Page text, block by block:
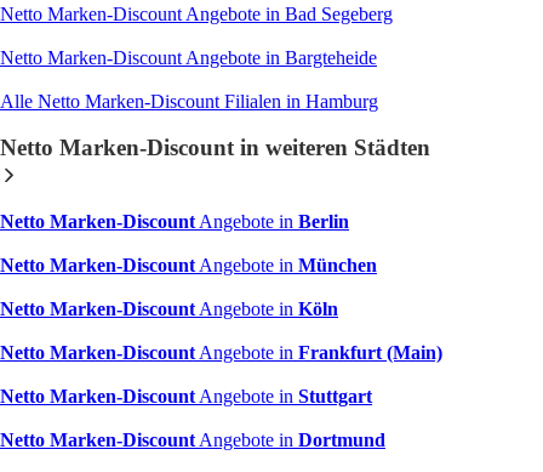
Netto Marken-Discount Angebote in Bad Segeberg
Netto Marken-Discount Angebote in Bargteheide
Alle Netto Marken-Discount Filialen in Hamburg
Netto Marken-Discount in weiteren Städten
Netto Marken-Discount Angebote in Berlin
Netto Marken-Discount Angebote in München
Netto Marken-Discount Angebote in Köln
Netto Marken-Discount Angebote in Frankfurt (Main)
Netto Marken-Discount Angebote in Stuttgart
Netto Marken-Discount Angebote in Dortmund